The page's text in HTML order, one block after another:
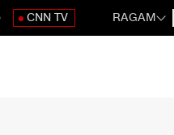
CNN TV RAGAM